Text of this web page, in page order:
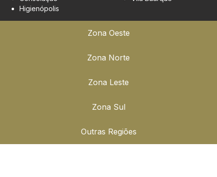
Zona Oeste
Zona Norte
Zona Leste
Zona Sul
Outras Regiões
Higienópolis